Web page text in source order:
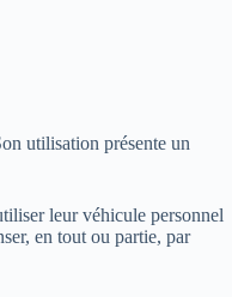
utilisation présente un
leur véhicule personnel
en tout ou partie, par